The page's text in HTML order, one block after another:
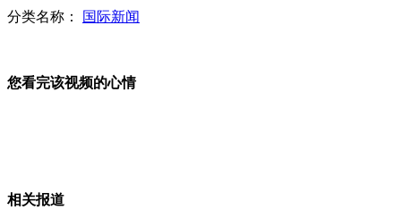
分类名称： 国际新闻
您看完该视频的心情
相关报道